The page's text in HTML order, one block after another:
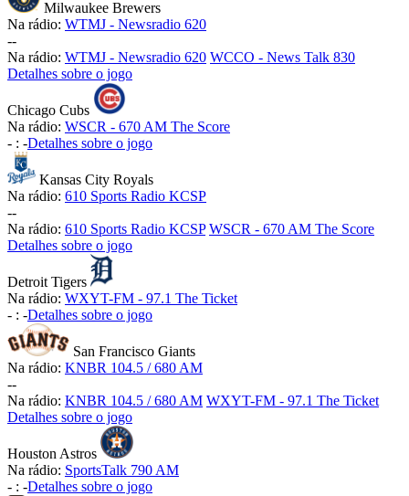
Milwaukee Brewers
Na rádio: WTMJ - Newsradio 620
--
Na rádio: WTMJ - Newsradio 620 WCCO - News Talk 830
Detalhes sobre o jogo
Chicago Cubs
Na rádio: WSCR - 670 AM The Score
- : -Detalhes sobre o jogo
Kansas City Royals
Na rádio: 610 Sports Radio KCSP
--
Na rádio: 610 Sports Radio KCSP WSCR - 670 AM The Score
Detalhes sobre o jogo
Detroit Tigers
Na rádio: WXYT-FM - 97.1 The Ticket
- : -Detalhes sobre o jogo
San Francisco Giants
Na rádio: KNBR 104.5 / 680 AM
--
Na rádio: KNBR 104.5 / 680 AM WXYT-FM - 97.1 The Ticket
Detalhes sobre o jogo
Houston Astros
Na rádio: SportsTalk 790 AM
- : -Detalhes sobre o jogo